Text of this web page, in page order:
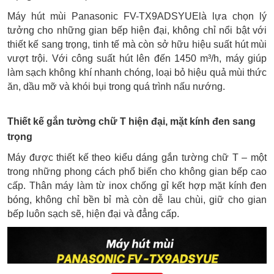
Máy hút mùi Panasonic FV-TX9ADSYUElà lựa chọn lý
tưởng cho những gian bếp hiện đại, không chỉ nổi bật với
thiết kế sang trọng, tinh tế mà còn sở hữu hiệu suất hút mùi
vượt trội. Với công suất hút lên đến 1450 m³/h, máy giúp
làm sạch không khí nhanh chóng, loại bỏ hiệu quả mùi thức
ăn, dầu mỡ và khói bụi trong quá trình nấu nướng.
Thiết kế gắn tường chữ T hiện đại, mặt kính đen sang
trọng
Máy được thiết kế theo kiểu dáng gắn tường chữ T – một
trong những phong cách phổ biến cho không gian bếp cao
cấp. Thân máy làm từ inox chống gỉ kết hợp mặt kính đen
bóng, không chỉ bền bỉ mà còn dễ lau chùi, giữ cho gian
bếp luôn sạch sẽ, hiện đại và đẳng cấp.